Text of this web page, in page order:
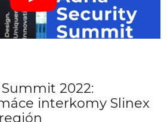
2022:
interkomy Slinex